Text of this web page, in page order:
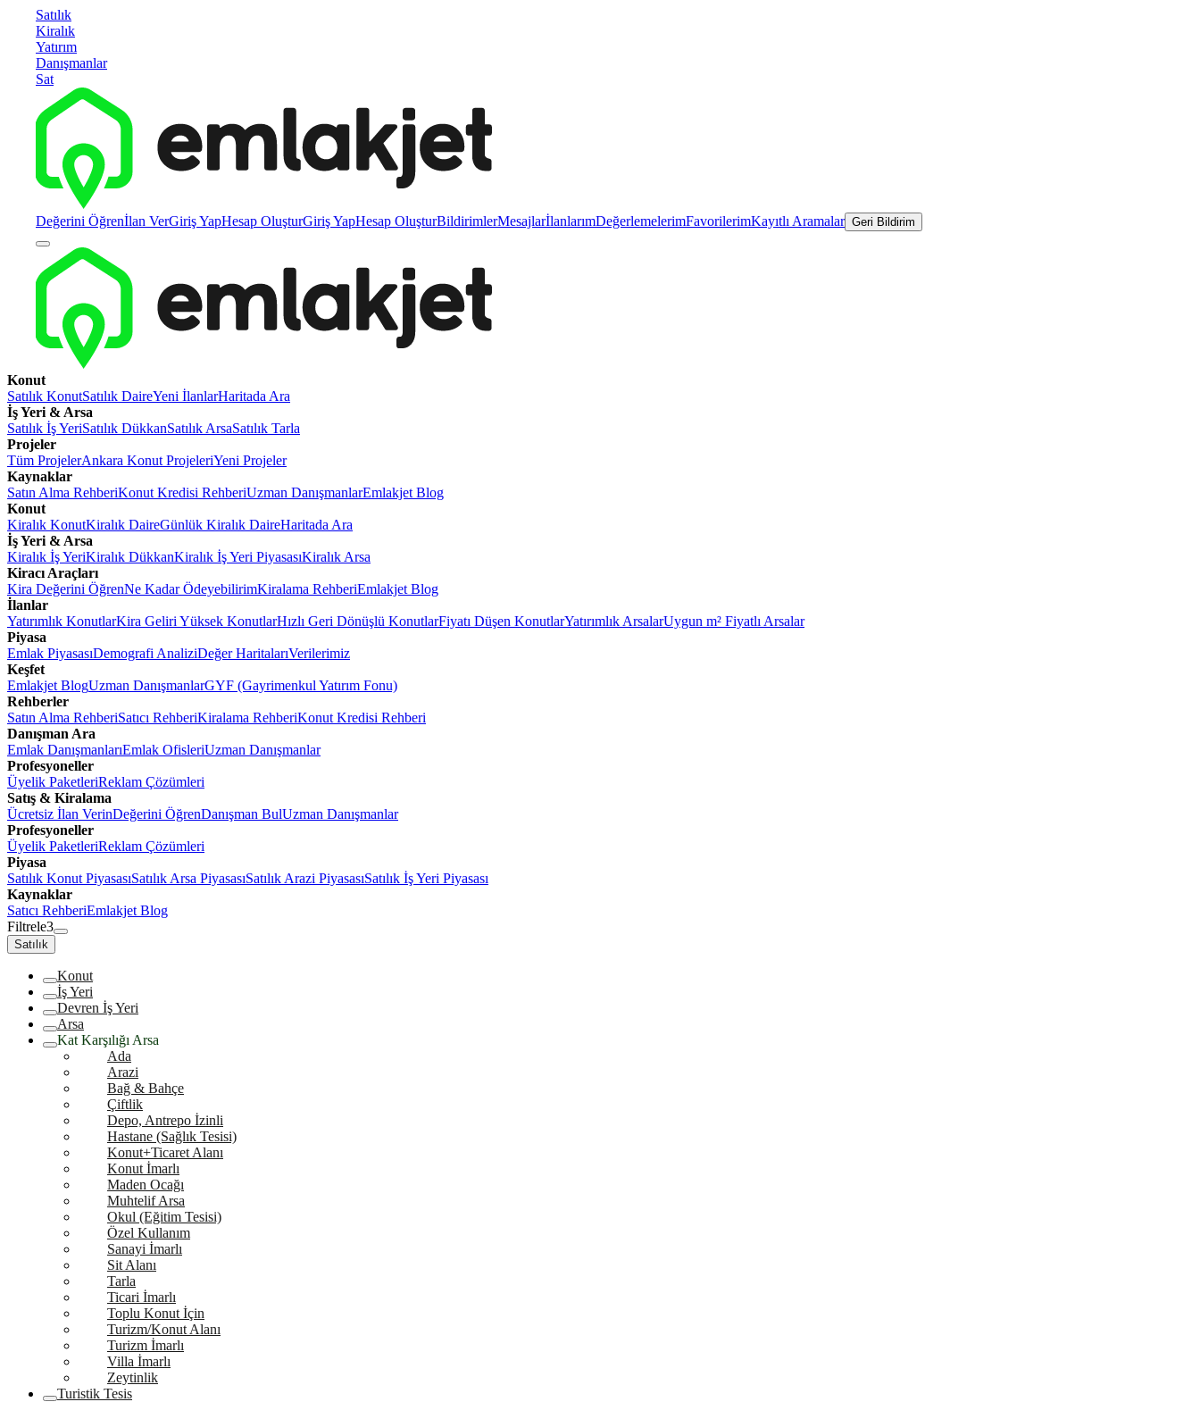
Satılık
Kiralık
Yatırım
Danışmanlar
Sat
Değerini Öğrenİlan VerGiriş YapHesap OluşturGiriş YapHesap OluşturBildirimlerMesajlarİlanlarımDeğerlemelerimFavorilerimKayıtlı Aramalar Geri Bildirim
Konut
Satılık KonutSatılık DaireYeni İlanlarHaritada Ara
İş Yeri & Arsa
Satılık İş YeriSatılık DükkanSatılık ArsaSatılık Tarla
Projeler
Tüm ProjelerAnkara Konut ProjeleriYeni Projeler
Kaynaklar
Satın Alma RehberiKonut Kredisi RehberiUzman DanışmanlarEmlakjet Blog
Konut
Kiralık KonutKiralık DaireGünlük Kiralık DaireHaritada Ara
İş Yeri & Arsa
Kiralık İş YeriKiralık DükkanKiralık İş Yeri PiyasasıKiralık Arsa
Kiracı Araçları
Kira Değerini ÖğrenNe Kadar ÖdeyebilirimKiralama RehberiEmlakjet Blog
İlanlar
Yatırımlık KonutlarKira Geliri Yüksek KonutlarHızlı Geri Dönüşlü KonutlarFiyatı Düşen KonutlarYatırımlık ArsalarUygun m² Fiyatlı Arsalar
Piyasa
Emlak PiyasasıDemografi AnaliziDeğer HaritalarıVerilerimiz
Keşfet
Emlakjet BlogUzman DanışmanlarGYF (Gayrimenkul Yatırım Fonu)
Rehberler
Satın Alma RehberiSatıcı RehberiKiralama RehberiKonut Kredisi Rehberi
Danışman Ara
Emlak DanışmanlarıEmlak OfisleriUzman Danışmanlar
Profesyoneller
Üyelik PaketleriReklam Çözümleri
Satış & Kiralama
Ücretsiz İlan VerinDeğerini ÖğrenDanışman BulUzman Danışmanlar
Profesyoneller
Üyelik PaketleriReklam Çözümleri
Piyasa
Satılık Konut PiyasasıSatılık Arsa PiyasasıSatılık Arazi PiyasasıSatılık İş Yeri Piyasası
Kaynaklar
Satıcı RehberiEmlakjet Blog
Filtrele3
Satılık
Konut
İş Yeri
Devren İş Yeri
Arsa
Kat Karşılığı Arsa
Ada
Arazi
Bağ & Bahçe
Çiftlik
Depo, Antrepo İzinli
Hastane (Sağlık Tesisi)
Konut+Ticaret Alanı
Konut İmarlı
Maden Ocağı
Muhtelif Arsa
Okul (Eğitim Tesisi)
Özel Kullanım
Sanayi İmarlı
Sit Alanı
Tarla
Ticari İmarlı
Toplu Konut İçin
Turizm/Konut Alanı
Turizm İmarlı
Villa İmarlı
Zeytinlik
Turistik Tesis